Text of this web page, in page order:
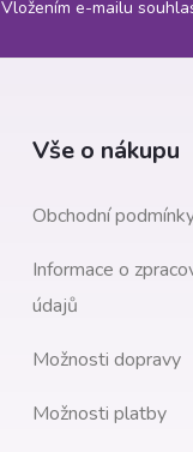
Vložením e-mailu
Vše o nákupu
Obchodní
Informace o
údajů
Možnosti dopravy
Možnosti platby